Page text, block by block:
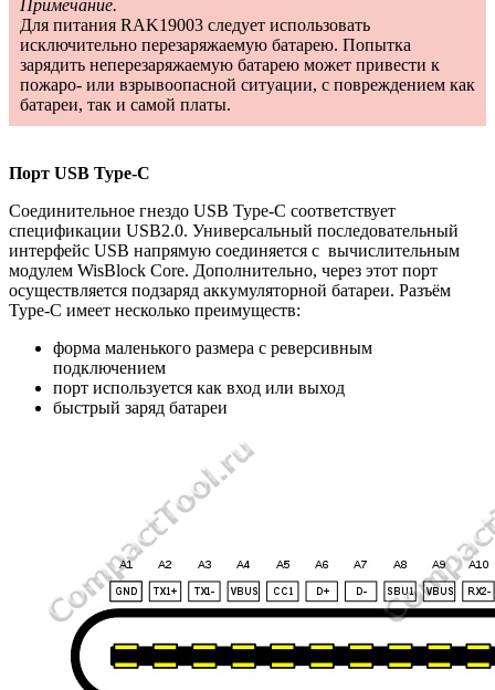
Примечание.
Для питания RAK19003 следует использовать
исключительно перезаряжаемую батарею. Попытка
зарядить неперезаряжаемую батарею может привести к
пожаро- или взрывоопасной ситуации, с повреждением как
батареи, так и самой платы.
Порт USB Type-C
Соединительное гнездо USB Type-C соответствует
спецификации USB2.0. Универсальный последовательный
интерфейс USB напрямую соединяется с вычислительным
модулем WisBlock Core. Дополнительно, через этот порт
осуществляется подзаряд аккумуляторной батареи. Разъём
Type-C имеет несколько преимуществ:
форма маленького размера с реверсивным
подключением
порт используется как вход или выход
быстрый заряд батареи